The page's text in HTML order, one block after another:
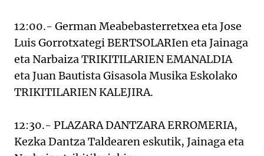
12:00.- German Meabebasterretxea eta Jose
Luis Gorrotxategi BERTSOLARIen eta Jainaga
eta Narbaiza TRIKITILARIEN EMANALDIA
eta Juan Bautista Gisasola Musika Eskolako
TRIKITILARIEN KALEJIRA.
12:30.- PLAZARA DANTZARA ERROMERIA,
Kezka Dantza Taldearen eskutik, Jainaga eta